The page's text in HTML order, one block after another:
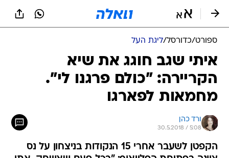
ספורט/כדורסל/ליגת העל
איתי שגב חוגג את שיא
הקריירה: "כולם פרגנו לי".
מחמאות לפארגו
ורד כהן
30.5.2018 / 5:08
הקפטן לשעבר אחרי 15 הנקודות בניצחון על נס